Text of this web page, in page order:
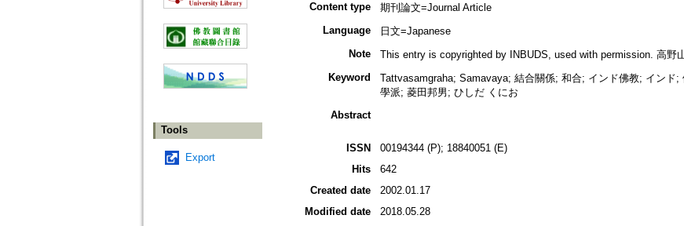
Tools
Export
Content type
期刊論文=Journal Article
Language
日文=Japanese
Note
This entry is copyrighted by INBUDS, used with permission. 高野
Keyword
Tattvasamgraha; Samavaya; 結合關係; 和合; インド佛教; インド
學派; 菱田邦男; ひしだ くにお
Abstract
ISSN
00194344 (P); 18840051 (E)
Hits
642
Created date
2002.01.17
Modified date
2018.05.28